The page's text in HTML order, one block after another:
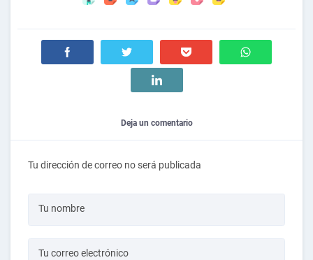
Deja un comentario
Tu dirección de correo no será publicada
Tu nombre
Tu correo electrónico